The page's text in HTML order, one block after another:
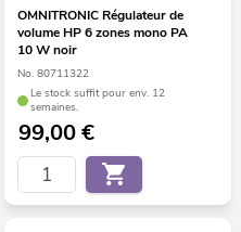
OMNITRONIC Régulateur de
volume HP 6 zones mono PA
10 W noir
No. 80711322
Le stock suffit pour env. 12
semaines.
99,00€